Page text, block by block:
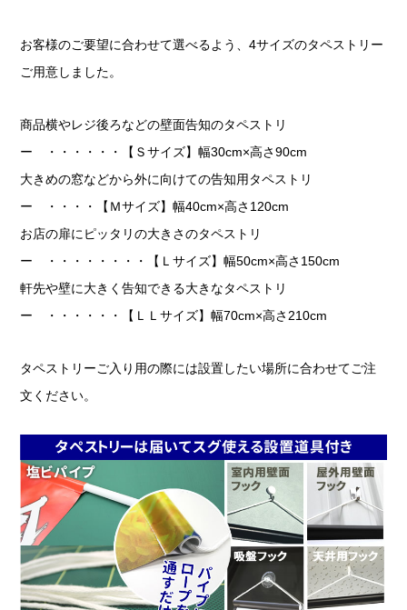
お客様のご要望に合わせて選べるよう、4サイズのタペストリー
ご用意しました。
商品横やレジ後ろなどの壁面告知のタペストリ
ー ・・・・・・【Ｓサイズ】幅30cm×高さ90cm
大きめの窓などから外に向けての告知用タペストリ
ー ・・・・【Ｍサイズ】幅40cm×高さ120cm
お店の扉にピッタリの大きさのタペストリ
ー ・・・・・・・・【Ｌサイズ】幅50cm×高さ150cm
軒先や壁に大きく告知できる大きなタペストリ
ー ・・・・・・【ＬＬサイズ】幅70cm×高さ210cm
タペストリーご入り用の際には設置したい場所に合わせてご注
文ください。